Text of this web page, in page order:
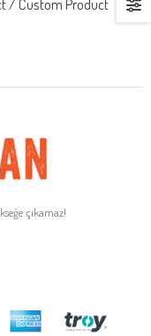
/ Custom Product
çıkamaz!